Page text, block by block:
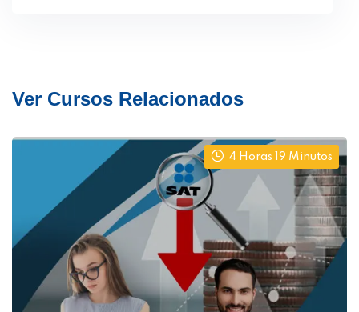
Ver Cursos Relacionados
4 Horas 19 Minutos